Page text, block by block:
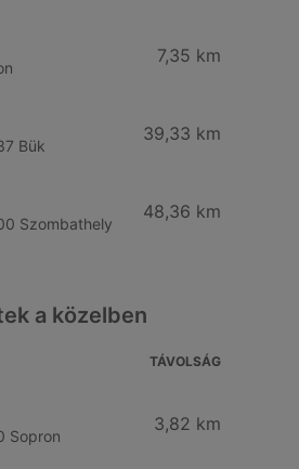
7,35 km
Bük
39,33 km
Szombathely
48,36 km
a közelben
TÁVOLSÁG
Sopron
3,82 km